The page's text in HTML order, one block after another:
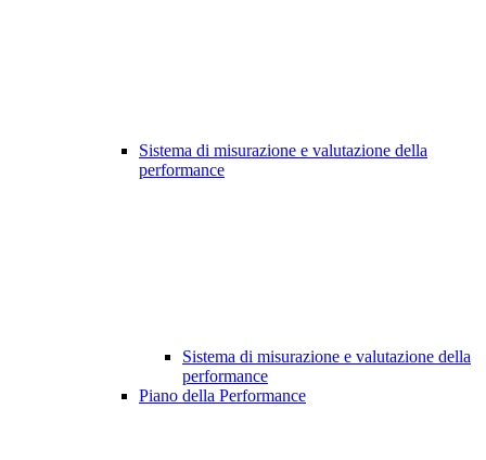
Sistema di misurazione e valutazione della
performance
Sistema di misurazione e valutazione della
performance
Piano della Performance